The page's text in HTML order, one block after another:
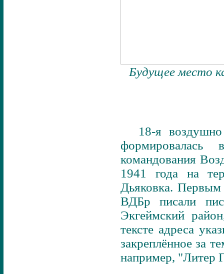
Будущее место
18-я
формировалась
командования
1941 года на
Дьяковка.
ВДБр писали
Экгеймский
тексте адреса
закреплённое за
например, "Литер